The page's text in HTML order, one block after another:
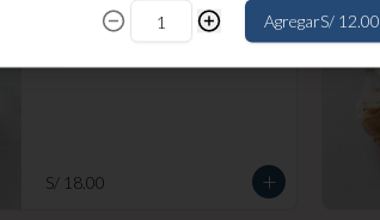
S/ 18.00
AgregarS/ 12.00